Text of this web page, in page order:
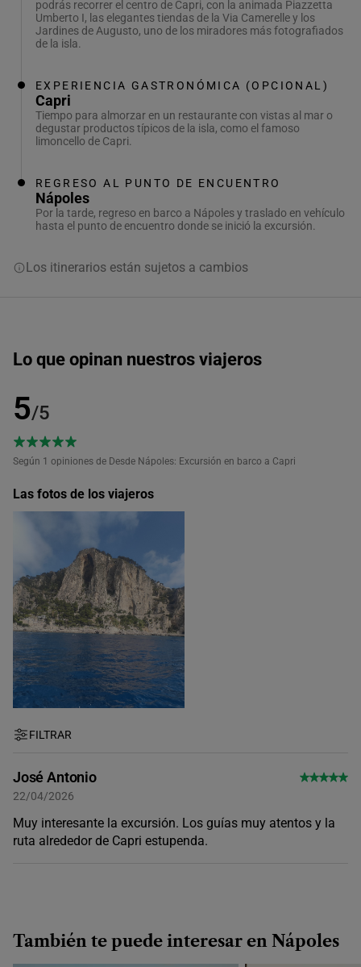
podrás recorrer el centro de Capri, con la animada Piazzetta
Umberto I, las elegantes tiendas de la Via Camerelle y los
Jardines de Augusto, uno de los miradores más fotografiados
de la isla.
EXPERIENCIA GASTRONÓMICA (OPCIONAL)
Capri
Tiempo para almorzar en un restaurante con vistas al mar o
degustar productos típicos de la isla, como el famoso
limoncello de Capri.
REGRESO AL PUNTO DE ENCUENTRO
Nápoles
Por la tarde, regreso en barco a Nápoles y traslado en vehículo
hasta el punto de encuentro donde se inició la excursión.
Los itinerarios están sujetos a cambios
Lo que opinan nuestros viajeros
5/5
Según 1 opiniones de Desde Nápoles: Excursión en barco a Capri
Las fotos de los viajeros
FILTRAR
José Antonio
22/04/2026
Muy interesante la excursión. Los guías muy atentos y la
ruta alrededor de Capri estupenda.
También te puede interesar en Nápoles